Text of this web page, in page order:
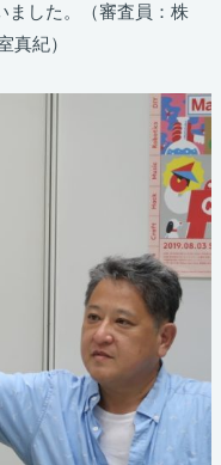
ました。（審査員：株
真紀）